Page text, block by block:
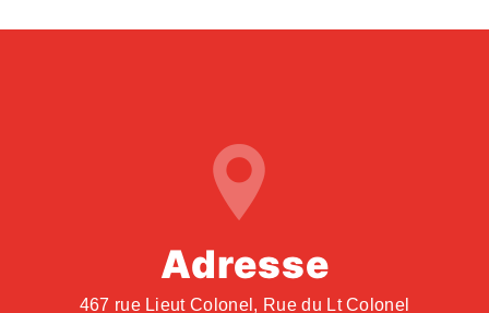
Adresse
467 rue Lieut Colonel, Rue du Lt Colonel